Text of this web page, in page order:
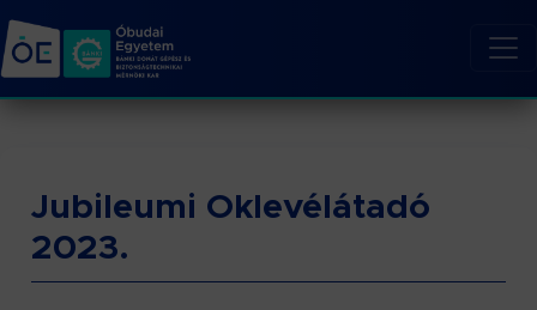
Jubileumi Oklevélátadó
2023.